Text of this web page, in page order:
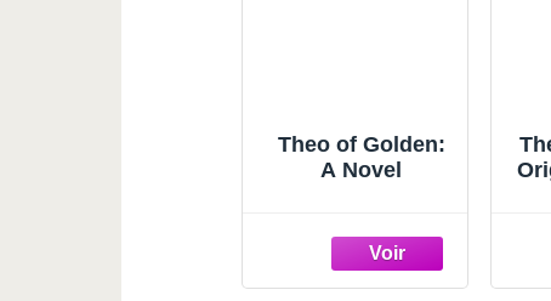
Theo of Golden:
A Novel